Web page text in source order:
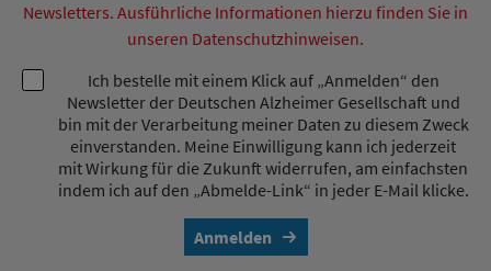
Newsletters. Ausführliche Informationen hierzu finden Sie in
unseren Datenschutzhinweisen.
Ich bestelle mit einem Klick auf „Anmelden“ den
Newsletter der Deutschen Alzheimer Gesellschaft und
bin mit der Verarbeitung meiner Daten zu diesem Zweck
einverstanden. Meine Einwilligung kann ich jederzeit
mit Wirkung für die Zukunft widerrufen, am einfachsten
indem ich auf den „Abmelde-Link“ in jeder E-Mail klicke.
Anmelden